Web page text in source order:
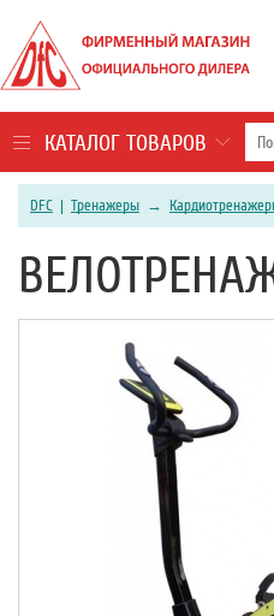
КАТАЛОГ ТОВАРОВ
DFC | Тренажеры →